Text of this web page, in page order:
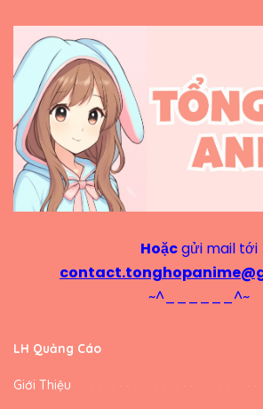
Hoặcgửi mail tới
~^______^~
LH Quảng Cáo
Giới Thiệu